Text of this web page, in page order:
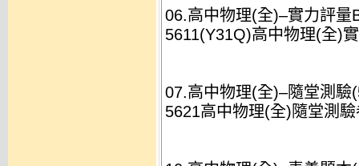
06.高中物理(全)–實力評量
5611(Y31Q)高中物理(全)
07.高中物理(全)–隨堂測
5621高中物理(全)隨堂測